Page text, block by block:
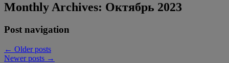
Monthly Archives: Октябрь 2023
Post navigation
← Older posts
Newer posts →